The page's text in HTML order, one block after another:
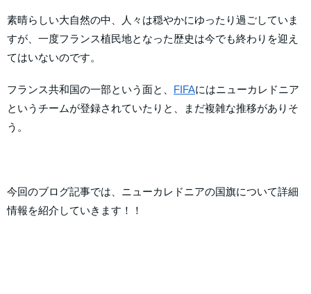
素晴らしい大自然の中、人々は穏やかにゆったり過ごしていま
すが、一度フランス植民地となった歴史は今でも終わりを迎え
てはいないのです。
フランス共和国の一部という面と、 FIFAにはニューカレドニア
というチームが登録されていたりと、まだ複雑な推移がありそ
う。
今回のブログ記事では、ニューカレドニアの国旗について詳細
情報を紹介していきます！！